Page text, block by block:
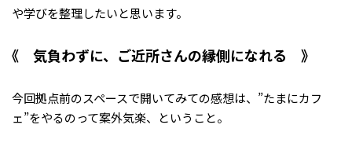
や学びを整理したいと思います。
気負わずに、ご近所さんの縁側になれる
今回拠点前のスペースで開いてみての感想は、”たまにカフ
ェ”をやるのって案外気楽、ということ。